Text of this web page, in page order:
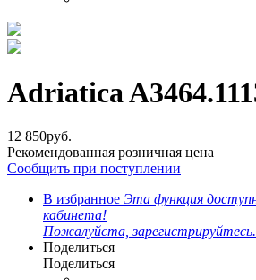
Adriatica
12 850руб.
Рекомендованная розничная цена
Сообщить при поступлении
В избранное Эта функция
кабинета!
Пожалуйста, зарегистрируйтесь.
Поделиться
Поделиться